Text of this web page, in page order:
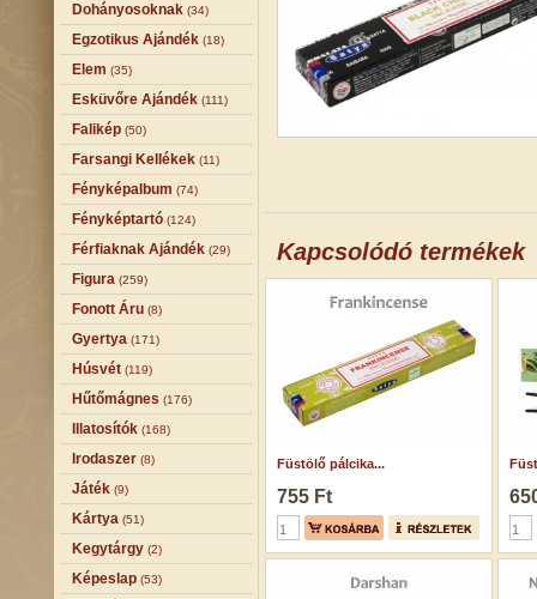
Dohányosoknak (34)
Egzotikus Ajándék (18)
Elem (35)
Esküvőre Ajándék (111)
Falikép (50)
Farsangi Kellékek (11)
Fényképalbum (74)
Fényképtartó (124)
Férfiaknak Ajándék (29)
Figura (259)
Fonott Áru (8)
Gyertya (171)
Húsvét (119)
Hűtőmágnes (176)
Illatosítók (168)
Irodaszer (8)
Játék (9)
Kártya (51)
Kegytárgy (2)
Képeslap (53)
Kapcsolódó termékek
Füstölő pálcika...
755 Ft